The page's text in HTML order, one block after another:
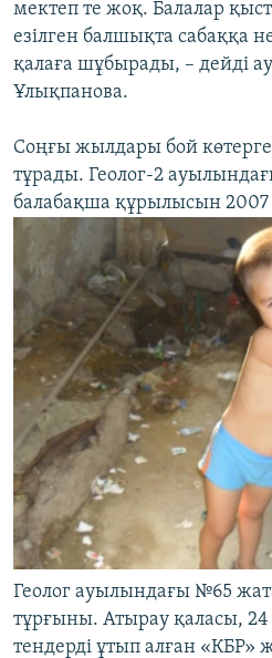
мектеп те жоқ. Балалар
езілген балшықта сабаққа
қалаға шұбырады, – дейді
Ұлықпанова.
Соңғы жылдары бой
тұрады. Геолог-2
балабақша құрылысын
Геолог ауылындағы №65
тұрғыны. Атырау қаласы,
тендерді ұтып алған «КБР»